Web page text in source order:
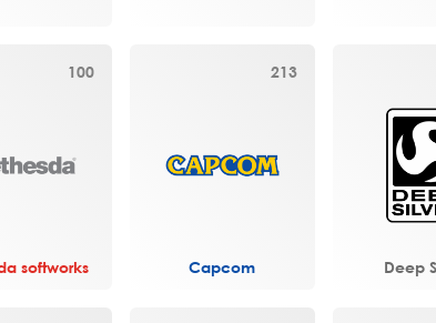
100
softworks
213
Capcom Deep